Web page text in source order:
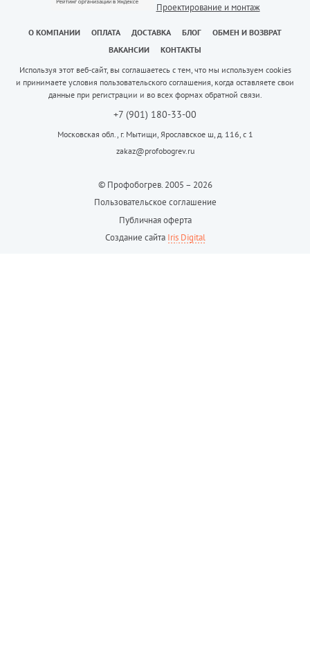
Проектирование и монтаж
О КОМПАНИИ ОПЛАТА ДОСТАВКА БЛОГ
ОБМЕН И ВОЗВРАТ
ВАКАНСИИ
КОНТАКТЫ
Используя этот веб-сайт, вы соглашаетесь с тем, что мы используем cookies
и принимаете условия пользовательского соглашения, когда оставляете свои
данные при регистрации и во всех формах обратной связи.
+7 (901) 180-33-00
Московская обл., г. Мытищи, Ярославское ш, д. 116, с 1
zakaz@profobogrev.ru
© Профобогрев. 2005 – 2026
Пользовательское соглашение
Публичная оферта
Создание сайта Iris Digital